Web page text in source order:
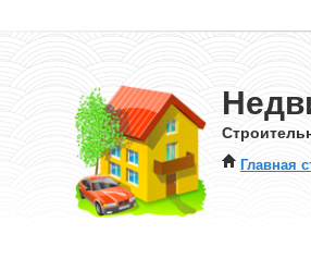
Главная